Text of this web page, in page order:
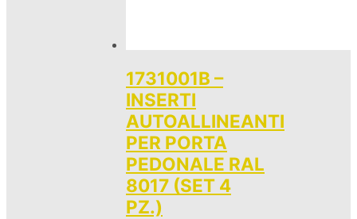
1731001B –
INSERTI
AUTOALLINEANTI
PER PORTA
PEDONALE RAL
8017 (SET 4
PZ.)